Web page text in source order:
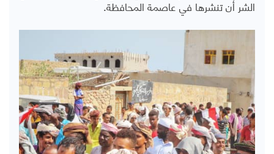
الشر أن تنشرها في عاصمة المحافظة.